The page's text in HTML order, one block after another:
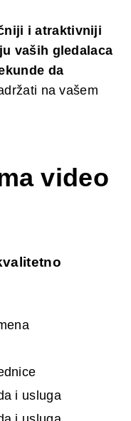
i atraktivniji
vaših gledalaca
da
na vašem
video
i usluga